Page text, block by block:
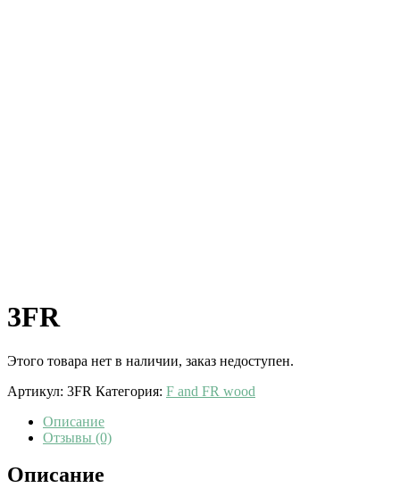
3FR
Этого товара нет в наличии, заказ недоступен.
Артикул: 3FR Категория: F and FR wood
Описание
Отзывы (0)
Описание